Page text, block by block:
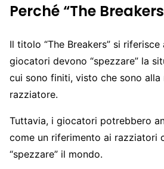
Perché “The
Il titolo “The Breakers” si
giocatori devono “spezzare” la
cui sono finiti, visto che sono alla
razziatore.
Tuttavia, i giocatori potrebbero
come un riferimento ai razziatori
“spezzare” il mondo.